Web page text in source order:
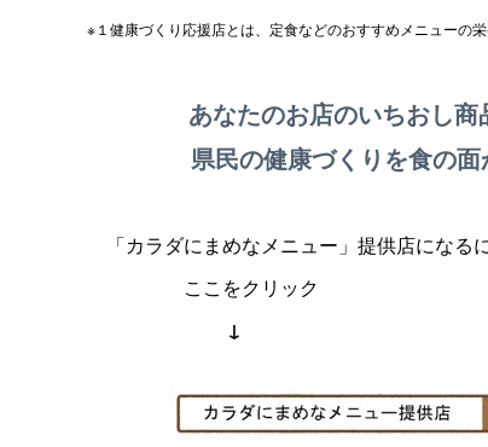
※１健康づくり応援店とは、定食などのおすすめメニューの
あなたのお店のいちおし商
県民の健康づくりを食の
「カラダにまめなメニュー」提供店になる
ここをクリック
↓